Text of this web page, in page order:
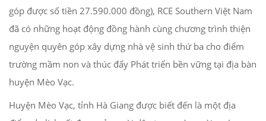
góp được số tiền 27.590.000 đồng), RCE Southern Việt Nam
đã có những hoạt động đồng hành cùng chương trình thiện
nguyện quyên góp xây dựng nhà vệ sinh thứ ba cho điểm
trường mầm non và thúc đẩy Phát triển bền vững tại địa bàn
huyện Mèo Vạc.
Huyện Mèo Vạc, tỉnh Hà Giang được biết đến là một địa